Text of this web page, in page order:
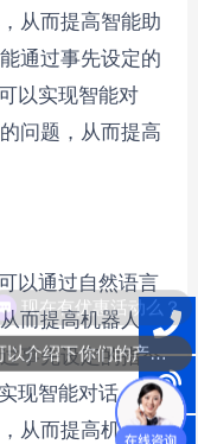
从而提高智能助
通过事先设定的
以实现智能对
问题，从而提高
以通过自然语言
而提高机器人的
事先设定的指令
现智能对话，可
从而提高机器人
可以介绍下你们的产品么？
现在有优惠活动么？